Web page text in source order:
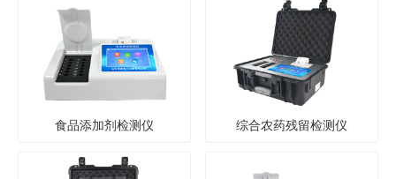
食品添加剂检测仪 综合农药残留检测仪